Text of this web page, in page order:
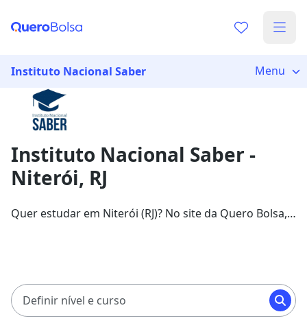
Vamos te guiar no caminho ideal para seus estudos
Sim, já sei
Ainda não sei
Instituto Nacional Saber Menu
Instituto Nacional Saber -
Niterói, RJ
Quer estudar em Niterói (RJ)? No site da Quero Bolsa,
Definir nível e curso